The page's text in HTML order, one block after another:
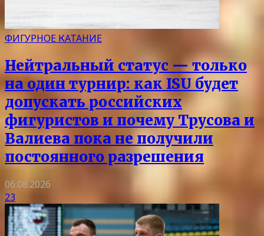
ФИГУРНОЕ КАТАНИЕ
Нейтральный статус — только
на один турнир: как ISU будет
допускать российских
фигуристов и почему Трусова и
Валиева пока не получили
постоянного разрешения
06.08.2026
23